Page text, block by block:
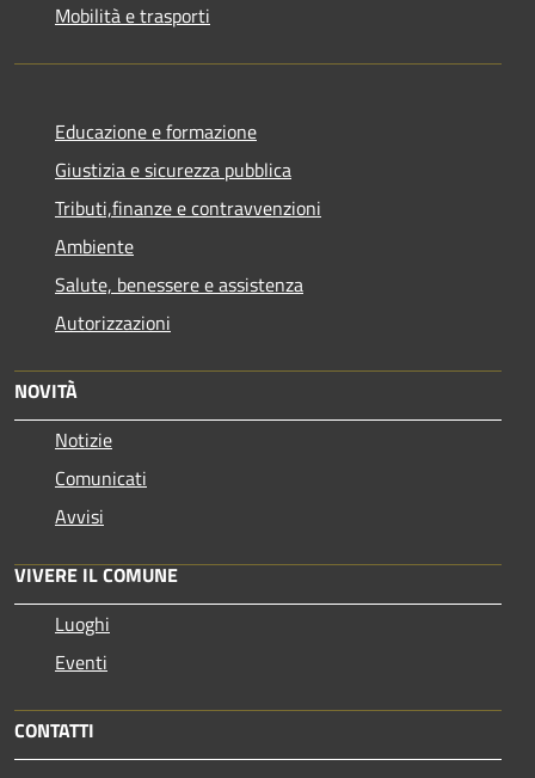
Mobilità e trasporti
Educazione e formazione
Giustizia e sicurezza pubblica
Tributi,finanze e contravvenzioni
Ambiente
Salute, benessere e assistenza
Autorizzazioni
NOVITÀ
Notizie
Comunicati
Avvisi
VIVERE IL COMUNE
Luoghi
Eventi
CONTATTI